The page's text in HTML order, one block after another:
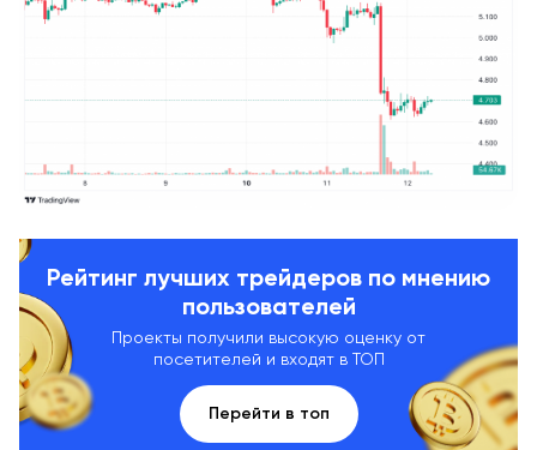
Рейтинг лучших трейдеров по мнению
пользователей
Проекты получили высокую оценку от
посетителей и входят в ТОП
Перейти в топ